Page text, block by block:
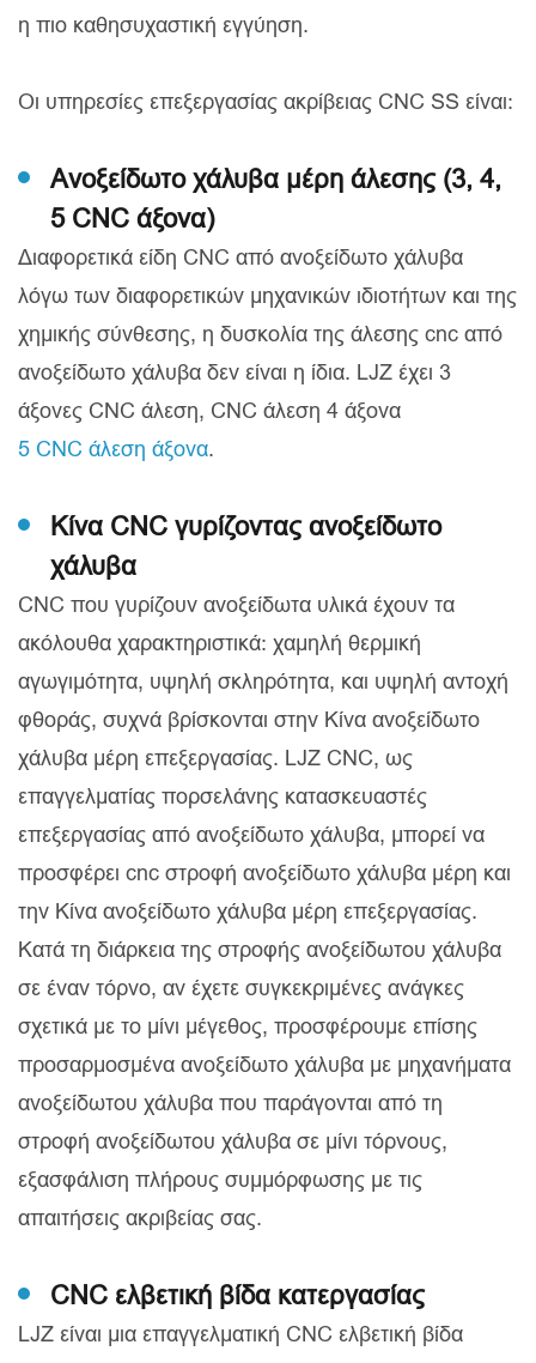
η πιο καθησυχαστική εγγύηση.
Οι υπηρεσίες επεξεργασίας ακρίβειας CNC SS είναι:
Ανοξείδωτο χάλυβα μέρη άλεσης (3, 4,
5 CNC άξονα)
Διαφορετικά είδη CNC από ανοξείδωτο χάλυβα
λόγω των διαφορετικών μηχανικών ιδιοτήτων και της
χημικής σύνθεσης, η δυσκολία της άλεσης cnc από
ανοξείδωτο χάλυβα δεν είναι η ίδια. LJZ έχει 3
άξονες CNC άλεση, CNC άλεση 4 άξονα
5 CNC άλεση άξονα.
Κίνα CNC γυρίζοντας ανοξείδωτο
χάλυβα
CNC που γυρίζουν ανοξείδωτα υλικά έχουν τα
ακόλουθα χαρακτηριστικά: χαμηλή θερμική
αγωγιμότητα, υψηλή σκληρότητα, και υψηλή αντοχή
φθοράς, συχνά βρίσκονται στην Κίνα ανοξείδωτο
χάλυβα μέρη επεξεργασίας. LJZ CNC, ως
επαγγελματίας πορσελάνης κατασκευαστές
επεξεργασίας από ανοξείδωτο χάλυβα, μπορεί να
προσφέρει cnc στροφή ανοξείδωτο χάλυβα μέρη και
την Κίνα ανοξείδωτο χάλυβα μέρη επεξεργασίας.
Κατά τη διάρκεια της στροφής ανοξείδωτου χάλυβα
σε έναν τόρνο, αν έχετε συγκεκριμένες ανάγκες
σχετικά με το μίνι μέγεθος, προσφέρουμε επίσης
προσαρμοσμένα ανοξείδωτο χάλυβα με μηχανήματα
ανοξείδωτου χάλυβα που παράγονται από τη
στροφή ανοξείδωτου χάλυβα σε μίνι τόρνους,
εξασφάλιση πλήρους συμμόρφωσης με τις
απαιτήσεις ακριβείας σας.
CNC ελβετική βίδα κατεργασίας
LJZ είναι μια επαγγελματική CNC ελβετική βίδα